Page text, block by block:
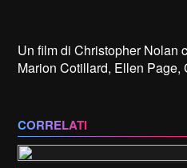
Un film di Christopher Nolan
Marion Cotillard, Ellen Page,
CORRELATI